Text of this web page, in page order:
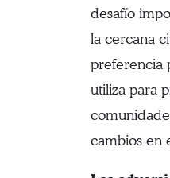
desafío
la cercana
preferencia
utiliza para
cambios en